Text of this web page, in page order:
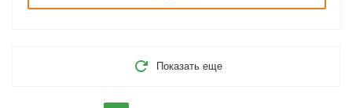
Показать еще